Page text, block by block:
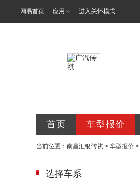
网易首页 应用 进入关怀模式
首页 车型报价
当前位置： 南昌汇银传祺 > 车型报价 >
选择车系